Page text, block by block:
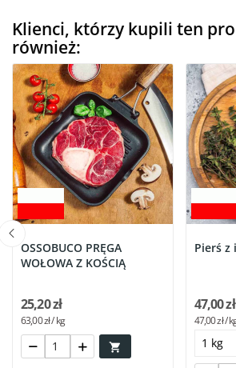
Klienci, którzy kupili ten
również:
OSSOBUCO PRĘGA
WOŁOWA Z KOŚCIĄ

25,20 zł
63,00 zł / kg
Pierś z
47,00 zł
47,00 zł /